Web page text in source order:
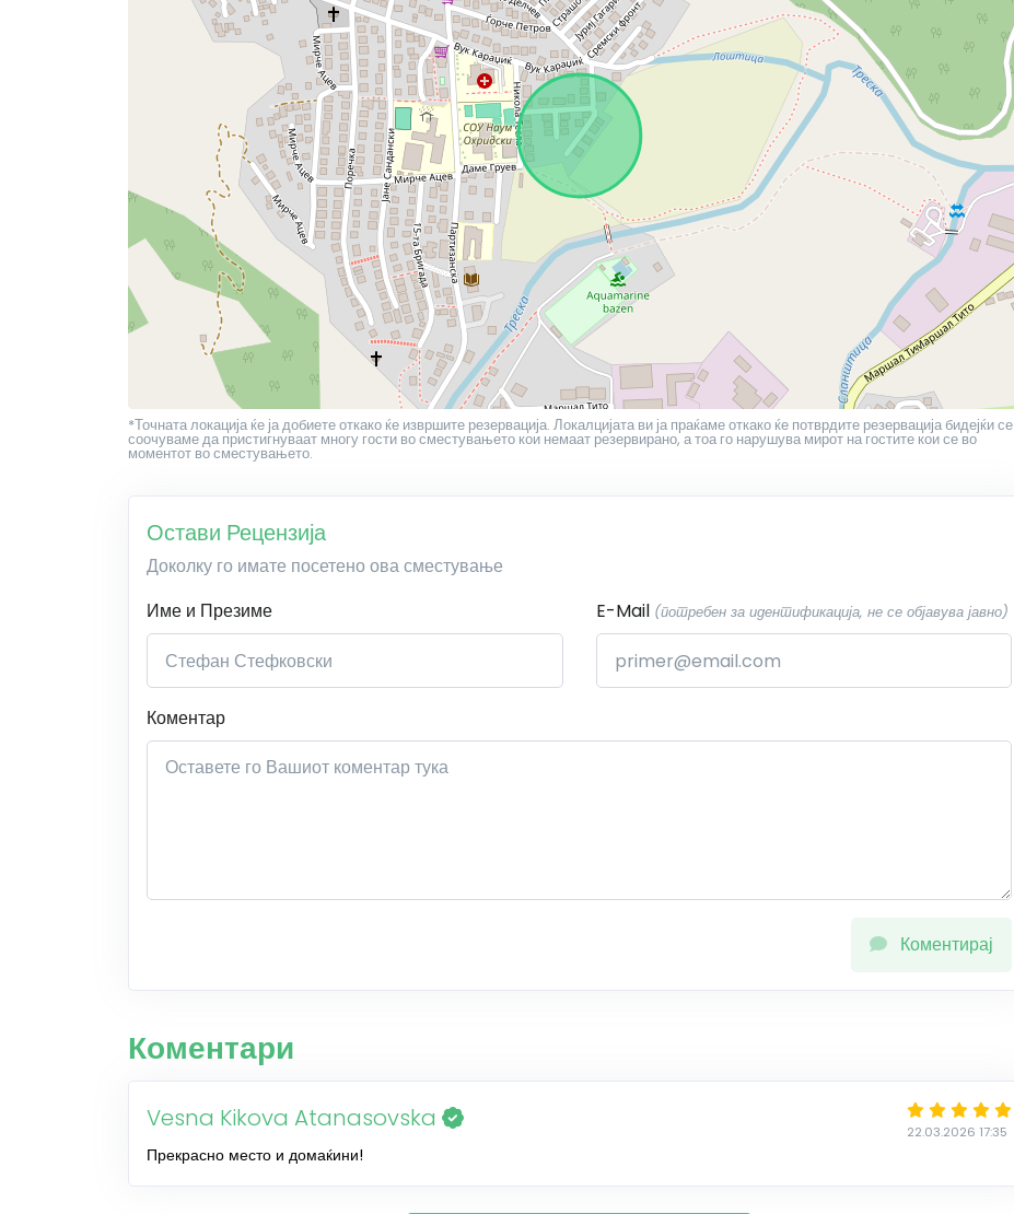
*Точната локација ќе ја добиете откако ќе извршите резервација. Локалцијата ви ја праќаме откако ќе потврдите резервација бидејќи се
соочуваме да пристигнуваат многу гости во сместувањето кои немаат резервирано, а тоа го нарушува мирот на гостите кои се во
моментот во сместувањето.
Остави Рецензија
Доколку го имате посетено ова сместување
Име и Презиме
E-Mail (потребен за идентификација, не се објавува јавно)
Коментар
Коментирај
Коментари
Vesna Kikova Atanasovska 22.03.2026 17:35
Прекрасно место и домаќини!